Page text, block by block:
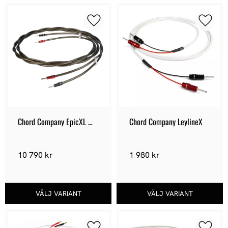
Chord Company EpicXL
10 790 kr
Lägg till i favoriter
Chord Company LeylineX
1 980 kr
Lägg